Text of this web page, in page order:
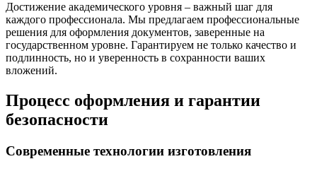
Достижение академического уровня – важный шаг для
каждого профессионала. Мы предлагаем профессиональные
решения для оформления документов, заверенные на
государственном уровне. Гарантируем не только качество и
подлинность, но и уверенность в сохранности ваших
вложений.
Процесс оформления и гарантии
безопасности
Современные технологии изготовления